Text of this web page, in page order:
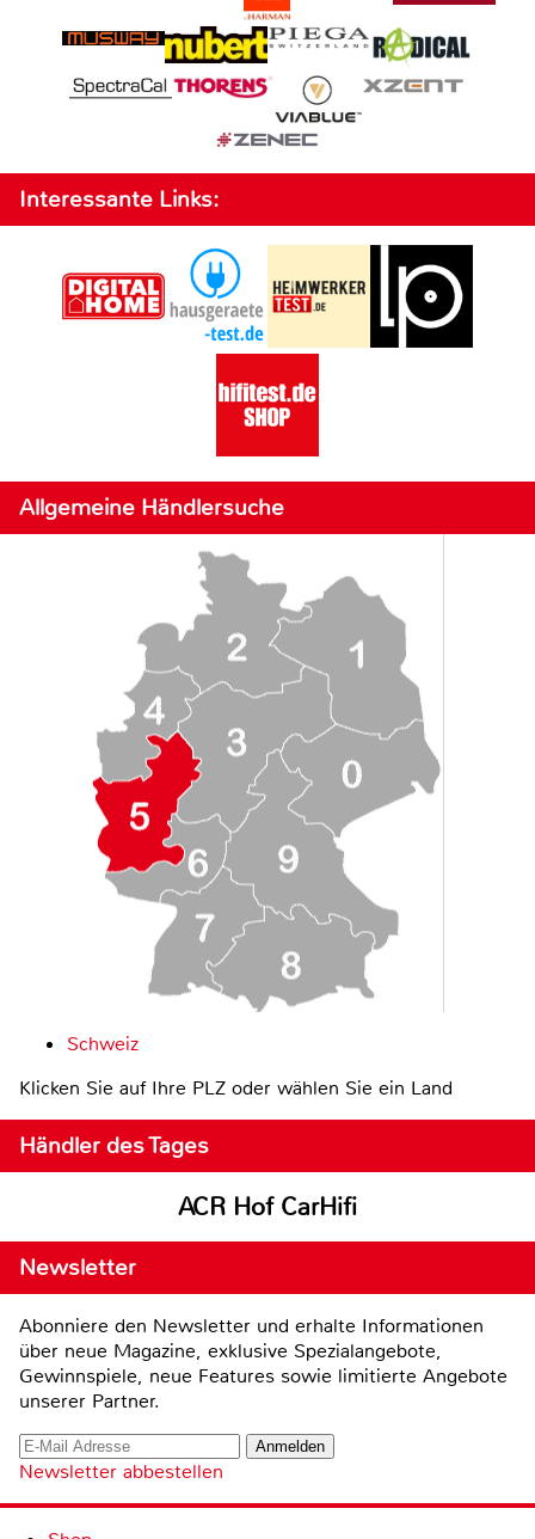
Interessante Links:
Allgemeine Händlersuche
Schweiz
Klicken Sie auf Ihre PLZ oder wählen Sie ein Land
Händler des Tages
ACR Hof CarHifi
Newsletter
Abonniere den Newsletter und erhalte Informationen
über neue Magazine, exklusive Spezialangebote,
Gewinnspiele, neue Features sowie limitierte Angebote
unserer Partner.
Newsletter abbestellen